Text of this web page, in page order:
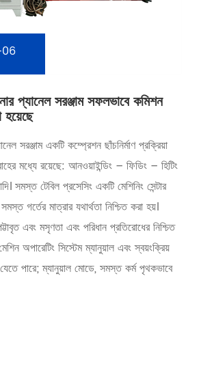
প্যানেল সরঞ্জাম সফলভাবে কমিশন
হয়েছে
সরঞ্জাম একটি কম্প্রেশন ছাঁচনির্মাণ প্রক্রিয়া
মধ্যে রয়েছে: আনওয়াইন্ডিং – ফিডিং – হিটিং
সমস্ত টেবিল প্রসেসিং একটি মেশিনিং সেন্টার
গর্তের মাত্রার যথার্থতা নিশ্চিত করা হয়।
এবং মসৃণতা এবং পরিধান প্রতিরোধের নিশ্চিত
অপারেটিং সিস্টেম ম্যানুয়াল এবং স্বয়ংক্রিয়
পারে; ম্যানুয়াল মোডে, সমস্ত কর্ম পৃথকভাবে